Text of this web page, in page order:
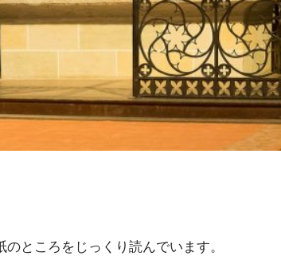
ところをじっくり読んでいます。